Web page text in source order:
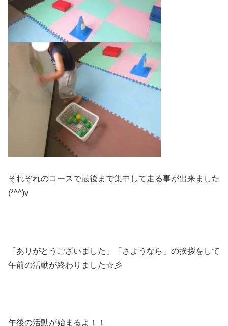
それぞれのコースで最後まで集中して走る事が出来ました
(*^^)v
「ありがとうございました」「さようなら」の挨拶をして
午前の活動が終わりました☆彡
午後の活動が始まるよ！！